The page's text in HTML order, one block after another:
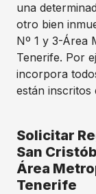
una
otro bien
Nº 1 y 3-Área
Tenerife. Por
incorpora
están inscritos
Solicitar
San
Área
Tenerife